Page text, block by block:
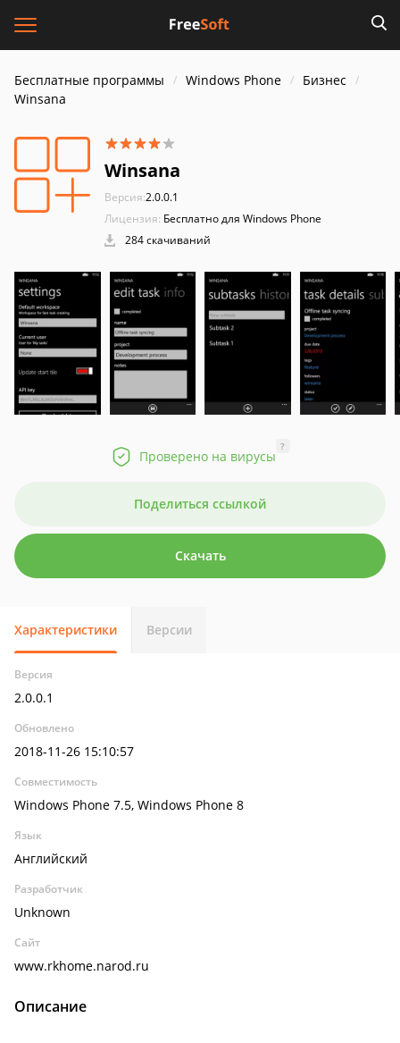
Бесплатные программы Windows Phone
Бизнес
Winsana
Winsana
Версия:2.0.0.1
Лицензия: Бесплатно для Windows Phone
284 скачиваний
Проверено на вирусы
?
Поделиться ссылкой
Скачать
Характеристики Версии
Версия
2.0.0.1
Обновлено
2018-11-26 15:10:57
Совместимость
Windows Phone 7.5, Windows Phone 8
Язык
Английский
Разработчик
Unknown
Сайт
www.rkhome.narod.ru
Описание